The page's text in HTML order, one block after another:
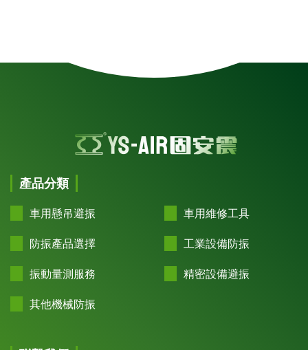
產品分類
車用懸吊避振
車用維修工具
防振產品選擇
工業設備防振
振動量測服務
精密設備避振
其他機械防振